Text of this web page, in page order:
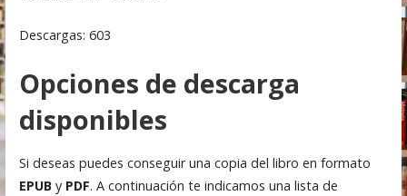
Descargas: 603
Opciones de descarga
disponibles
Si deseas puedes conseguir una copia del libro en formato
EPUBy PDF. A continuación te indicamos una lista de